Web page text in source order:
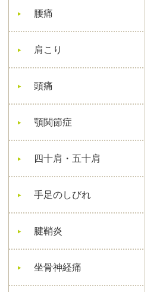
腰痛
肩こり
頭痛
顎関節症
四十肩・五十肩
手足のしびれ
腱鞘炎
坐骨神経痛